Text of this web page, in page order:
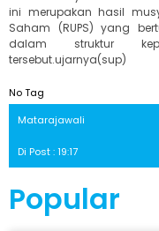
ini merupakan hasil
Saham (RUPS) yang
dalam struktur
tersebut.ujarnya(sup)
No Tag
Matarajawali
Di Post : 19:17
Popular